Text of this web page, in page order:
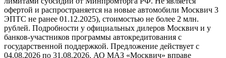
офертой и распространяется на новые автомобили Москвич 3
ЭПТС не ранее 01.12.2025), стоимостью не более 2 млн.
рублей. Подробности у официальных дилеров Москвич и у
банков-участников программы автокредитования с
государственной поддержкой. Предложение действует с
04.08.2026 по 31.08.2026. АО МАЗ «Москвич» вправе